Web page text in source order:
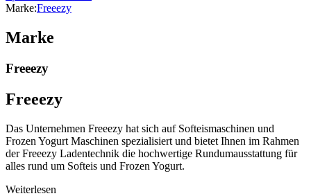
Marke:Freeezy
Marke
Freeezy
Freeezy
Das Unternehmen Freeezy hat sich auf Softeismaschinen und
Frozen Yogurt Maschinen spezialisiert und bietet Ihnen im Rahmen
der Freeezy Ladentechnik die hochwertige Rundumausstattung für
alles rund um Softeis und Frozen Yogurt.
Weiterlesen